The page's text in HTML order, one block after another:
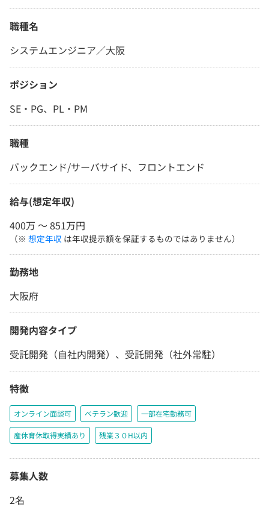
職種名
システムエンジニア／大阪
ポジション
SE・PG、PL・PM
職種
バックエンド/サーバサイド、フロントエンド
給与(想定年収)
400万 〜 851万円
（※ 想定年収 は年収提示額を保証するものではありません）
勤務地
大阪府
開発内容タイプ
受託開発（自社内開発）、受託開発（社外常駐）
特徴
オンライン面談可 ベテラン歓迎 一部在宅勤務可
産休育休取得実績あり 残業３０H以内
募集人数
2名